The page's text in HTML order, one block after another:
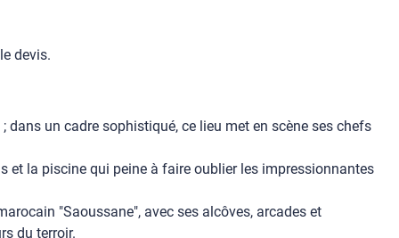
devis.
un cadre sophistiqué, ce lieu met en scène ses chefs
et la piscine qui peine à faire oublier les impressionnantes
"Saoussane", avec ses alcôves, arcades et
du terroir.